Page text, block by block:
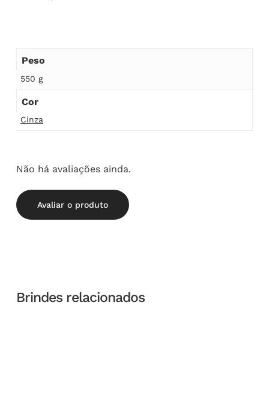
Peso
550 g
Cor
Cinza
Não há avaliações ainda.
Avaliar o produto
Brindes relacionados